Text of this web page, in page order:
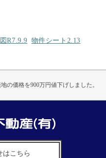
R7.9.9 物件シート2.13
の価格を900万円値下げしました。
はこちら